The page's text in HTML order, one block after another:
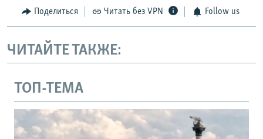
Поделиться Читать без VPN Follow us
ЧИТАЙТЕ ТАКЖЕ:
ТОП-ТЕМА